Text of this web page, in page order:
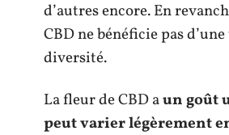
d’autres encore. En
CBD ne bénéficie pas
diversité.
La fleur de CBD aun goût
peut varier légèrement